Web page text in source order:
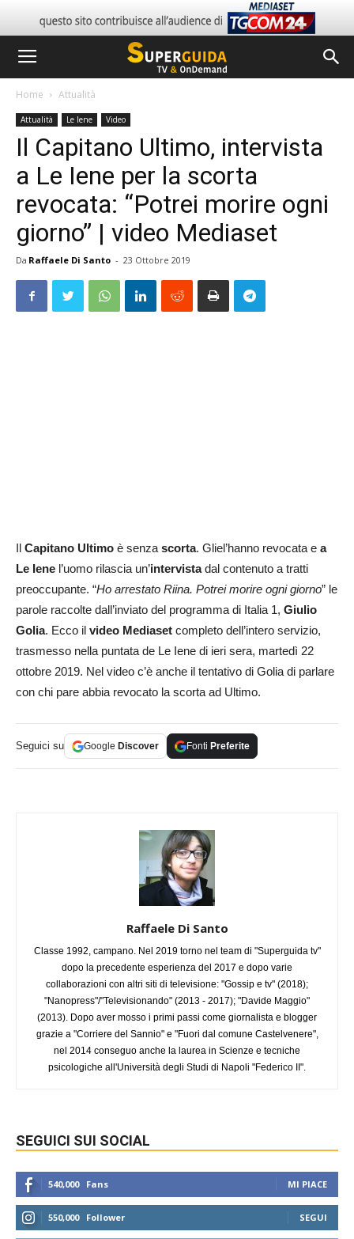
Home Attualità
Attualità Le Iene Video
Il Capitano Ultimo, intervista
a Le Iene per la scorta
revocata: “Potrei morire ogni
giorno” | video Mediaset
Da Raffaele Di Santo - 23 Ottobre 2019
Capitano Ultimo è senzascorta. Gliel’hanno revocata e a
Le Iene l’uomo rilascia un’intervistadal contenuto a tratti
preoccupante. “Ho arrestato Riina. Potrei morire ogni giorno” le
parole raccolte dall’inviato del programma di Italia 1, Giulio
Golia. Ecco il video Mediaset completo dell’intero servizio,
trasmesso nella puntata de Le Iene di ieri sera, martedì 22
ottobre 2019. Nel video c’è anche il tentativo di Golia di parlare
con chi pare abbia revocato la scorta ad Ultimo.
Seguici su Google Discover Fonti Preferite
Raffaele Di Santo
Classe 1992, campano. Nel 2019 torno nel team di "Superguida tv"
dopo la precedente esperienza del 2017 e dopo varie
collaborazioni con altri siti di televisione: "Gossip e tv" (2018);
"Nanopress"/"Televisionando" (2013 - 2017); "Davide Maggio"
(2013). Dopo aver mosso i primi passi come giornalista e blogger
grazie a "Corriere del Sannio" e "Fuori dal comune Castelvenere",
nel 2014 conseguo anche la laurea in Scienze e tecniche
psicologiche all'Università degli Studi di Napoli "Federico II".
SEGUICI SUI SOCIAL
540,000 Fans MI PIACE
550,000 Follower SEGUI